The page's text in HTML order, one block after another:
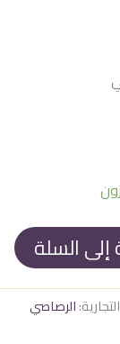
السلة
الرصاصي